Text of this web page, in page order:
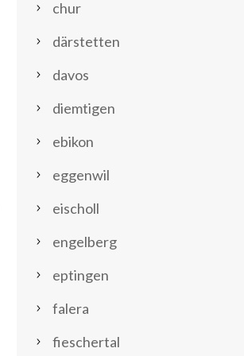
chur
därstetten
davos
diemtigen
ebikon
eggenwil
eischoll
engelberg
eptingen
falera
fieschertal